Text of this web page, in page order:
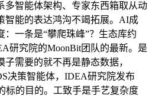
多智能体架构、专家东西箱取从动
智能的表达鸿沟不竭拓展。AI成
一条是“攀爬珠峰”？生态库约
研究院的MoonBit团队的最新。是
需要的就不再是静态数据，
决策智能体，IDEA研究院发布
标的目的。工致手是手艺复杂度